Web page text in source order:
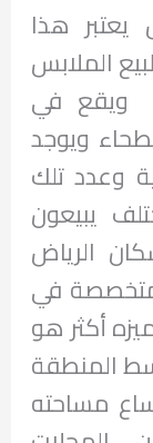
هذا
الملابس
ويقع في
ويوجد
وعدد تلك
مختلف يبيعون
الرياض
في
أكثر هو
المنطقة
مساحته